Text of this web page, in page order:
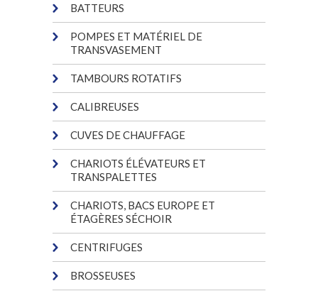
BATTEURS
POMPES ET MATÉRIEL DE
TRANSVASEMENT
TAMBOURS ROTATIFS
CALIBREUSES
CUVES DE CHAUFFAGE
CHARIOTS ÉLÉVATEURS ET
TRANSPALETTES
CHARIOTS, BACS EUROPE ET
ÉTAGÈRES SÉCHOIR
CENTRIFUGES
BROSSEUSES